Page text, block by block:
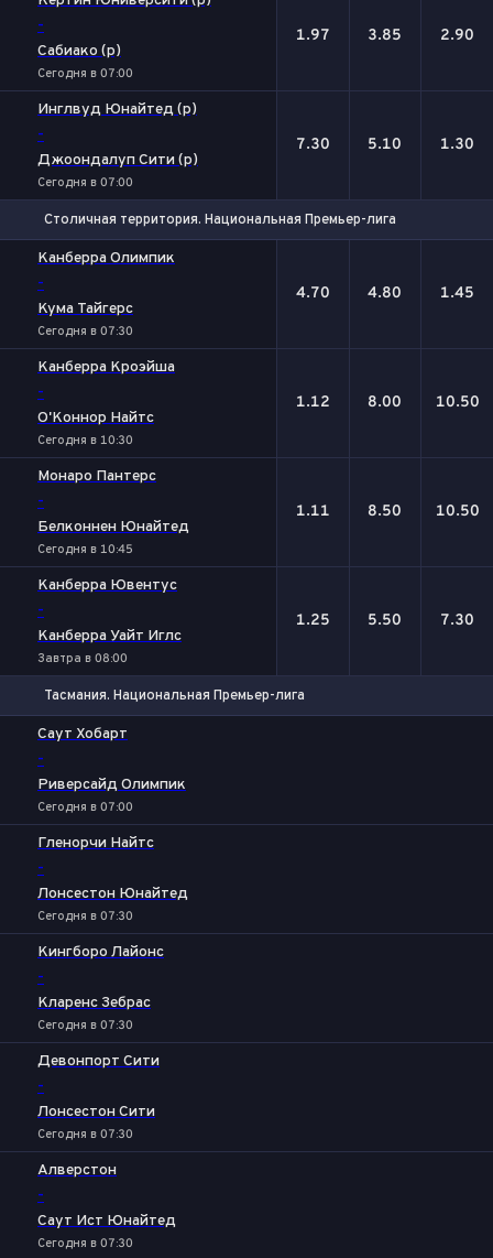
-
Сабиако (р)
Сегодня в 07:00
1.97 3.85 2.90
Инглвуд Юнайтед (р)
-
Джоондалуп Сити (р)
Сегодня в 07:00
7.30 5.10 1.30
Столичная территория. Национальная Премьер-лига
Канберра Олимпик
-
Кума Тайгерс
Сегодня в 07:30
4.70 4.80 1.45
Канберра Кроэйша
-
О'Коннор Найтс
Сегодня в 10:30
1.12 8.00 10.50
Монаро Пантерс
-
Белконнен Юнайтед
Сегодня в 10:45
1.11 8.50 10.50
Канберра Ювентус
-
Канберра Уайт Иглс
Завтра в 08:00
1.25 5.50 7.30
Тасмания. Национальная Премьер-лига
Саут Хобарт
-
Риверсайд Олимпик
Сегодня в 07:00
Гленорчи Найтс
-
Лонсестон Юнайтед
Сегодня в 07:30
Кингборо Лайонс
-
Кларенс Зебрас
Сегодня в 07:30
Девонпорт Сити
-
Лонсестон Сити
Сегодня в 07:30
Алверстон
-
Саут Ист Юнайтед
Сегодня в 07:30